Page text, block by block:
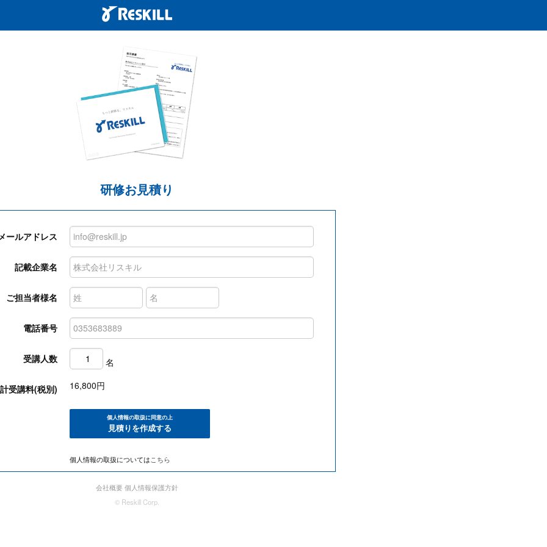
研修お見積り
ールアドレス
記載企業名
ご担当者様名
電話番号
受講人数 名
受講料(税別) 16,800円
個人情報の取扱に同意の上
見積りを作成する
個人情報の取扱についてはこちら
会社概要 個人情報保護方針
© Reskill Corp.